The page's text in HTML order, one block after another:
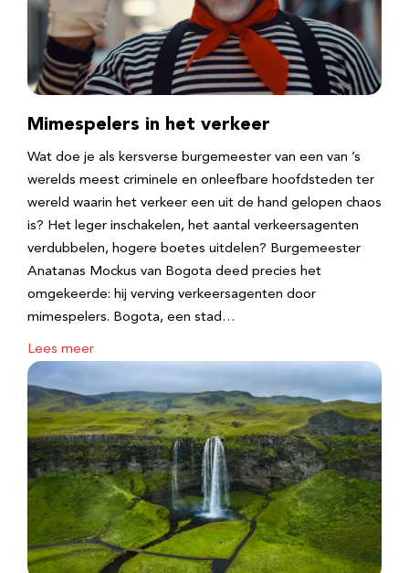
Mimespelers in het verkeer
Wat doe je als kersverse burgemeester van een van ’s
werelds meest criminele en onleefbare hoofdsteden ter
wereld waarin het verkeer een uit de hand gelopen chaos
is? Het leger inschakelen, het aantal verkeersagenten
verdubbelen, hogere boetes uitdelen? Burgemeester
Anatanas Mockus van Bogota deed precies het
omgekeerde: hij verving verkeersagenten door
mimespelers. Bogota, een stad…
Lees meer